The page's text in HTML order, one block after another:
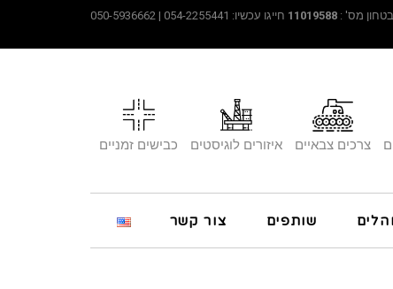
מס' : 11019588 חייגו עכשיו: 054-2255441 | 050-5936662
צרכים צבאיים איזורים לוגיסטים כבישים זמניים
שותפים צור קשר